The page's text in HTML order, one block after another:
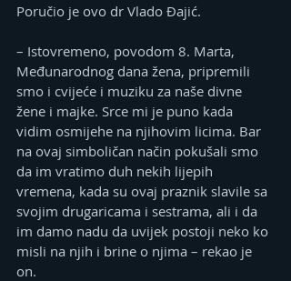
Poručio je ovo dr Vlado Đajić.
– Istovremeno, povodom 8. Marta,
Međunarodnog dana žena, pripremili
smo i cvijeće i muziku za naše divne
žene i majke. Srce mi je puno kada
vidim osmijehe na njihovim licima. Bar
na ovaj simboličan način pokušali smo
da im vratimo duh nekih lijepih
vremena, kada su ovaj praznik slavile sa
svojim drugaricama i sestrama, ali i da
im damo nadu da uvijek postoji neko ko
misli na njih i brine o njima – rekao je
on.